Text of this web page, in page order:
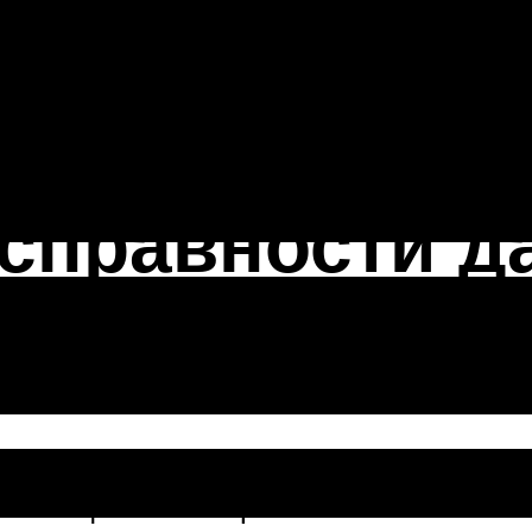
для понимания того где стоит
управления холостым ходом
проблеме: